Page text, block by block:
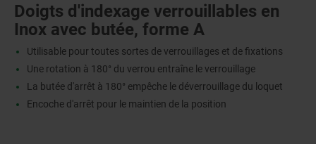
Doigts d'indexage verrouillables en
Inox avec butée, forme A
Utilisable pour toutes sortes de verrouillages et de fixations
Une rotation à 180° du verrou entraîne le verrouillage
La butée d'arrêt à 180° empêche le déverrouillage du loquet
Encoche d'arrêt pour le maintien de la position